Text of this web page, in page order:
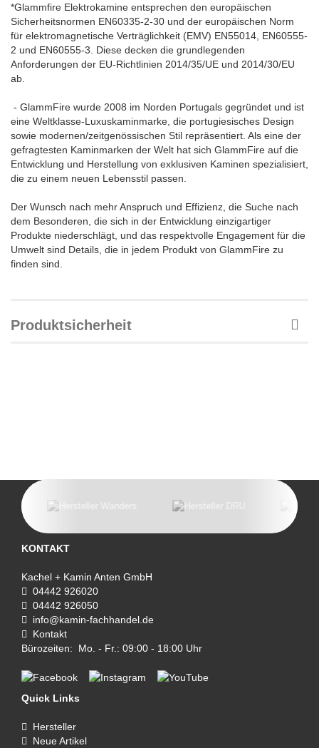
*Glammfire Elektrokamine entsprechen den europäischen
Sicherheitsnormen EN60335-2-30 und der europäischen Norm
für elektromagnetische Verträglichkeit (EMV) EN55014, EN60555-
2 und EN60555-3. Diese decken die grundlegenden
Anforderungen der EU-Richtlinien 2014/35/UE und 2014/30/EU
ab.
- GlammFire wurde 2008 im Norden Portugals gegründet und ist
eine Weltklasse-Luxuskaminmarke, die portugiesisches Design
sowie modernen/zeitgenössischen Stil repräsentiert. Als eine der
gefragtesten Kaminmarken der Welt hat sich GlammFire auf die
Entwicklung und Herstellung von exklusiven Kaminen spezialisiert,
die zu einem neuen Lebensstil passen.
Der Wunsch nach mehr Anspruch und Effizienz, die Suche nach
dem Besonderen, die sich in der Entwicklung einzigartiger
Produkte niederschlägt, und das respektvolle Engagement für die
Umwelt sind Details, die in jedem Produkt von GlammFire zu
finden sind.
Produktsicherheit
KONTAKT
Kachel + Kamin Anten GmbH
04442 926020
04442 926050
info@kamin-fachhandel.de
Kontakt
Bürozeiten: Mo. - Fr.: 09:00 - 18:00 Uhr
Quick Links
Hersteller
Neue Artikel